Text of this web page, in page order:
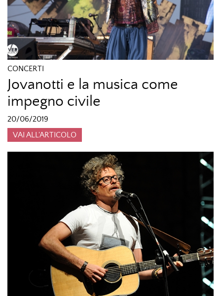
CONCERTI
Jovanotti e la musica come
impegno civile
20/06/2019
VAI ALL'ARTICOLO